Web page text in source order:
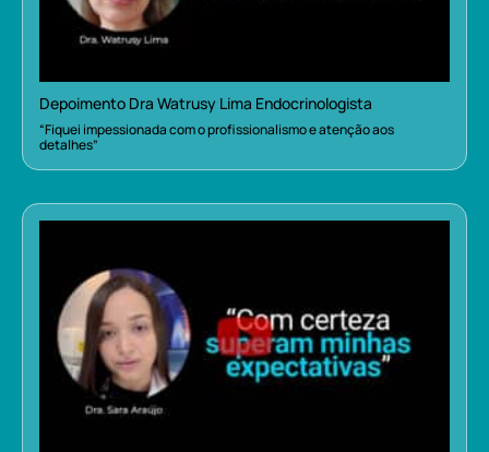
Depoimento Dra Watrusy Lima Endocrinologista
“Fiquei impessionada com o profissionalismo e atenção aos
detalhes”